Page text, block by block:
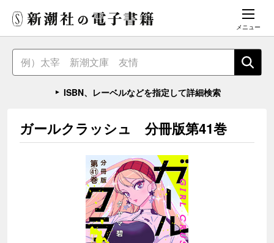
メニュー
ISBN、レーベルなどを指定して詳細検索
ガールクラッシュ 分冊版第41巻